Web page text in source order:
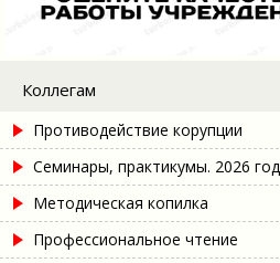
Коллегам
Противодействие корупции
Семинары, практикумы. 2026 год
Методическая копилка
Профессиональное чтение